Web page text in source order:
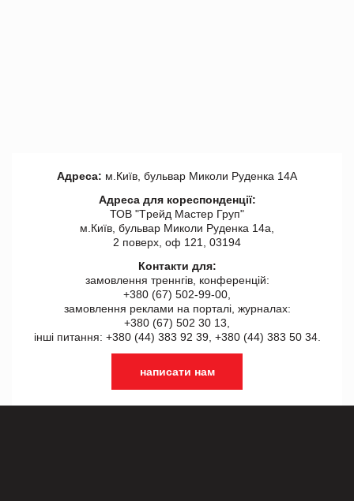
Адреса: м.Київ, бульвар Миколи Руденка 14А
Адреса для кореспонденції:
ТОВ "Tрейд Мастер Груп"
м.Київ, бульвар Миколи Руденка 14а,
2 поверх, оф 121, 03194
Контакти для:
замовлення треннгів, конференцій:
+380 (67) 502-99-00,
замовлення реклами на порталі, журналах:
+380 (67) 502 30 13,
інші питання: +380 (44) 383 92 39, +380 (44) 383 50 34.
написати нам